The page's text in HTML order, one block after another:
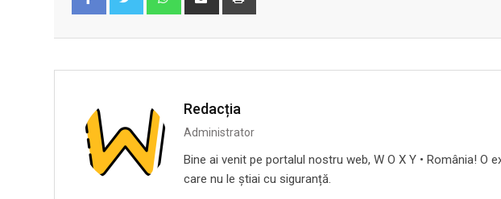
Redacția
Administrator
Bine ai venit pe portalul nostru web, W O X Y • România! O
care nu le știai cu siguranță.